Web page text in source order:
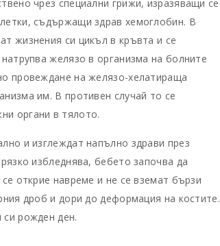
чрез специални грижи, изразяващи се
съдържащи здрав хемоглобин. В
жизнения си цикъл в кръвта и се
желязо в организма на болните
провеждане на желязо-хелатираща
им. В противен случай то се
органи в тялото.
и изглеждат напълно здрави през
избледнява, бебето започва да
открие навреме и не се вземат бързи
дроб и дори до деформация на костите.
рожден ден.